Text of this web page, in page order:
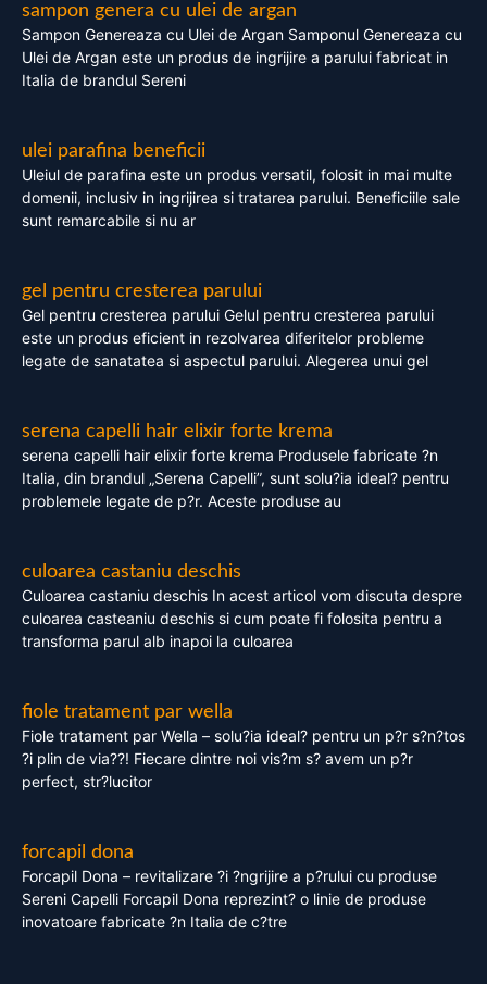
sampon genera cu ulei de argan
Sampon Genereaza cu Ulei de Argan Samponul Genereaza cu
Ulei de Argan este un produs de ingrijire a parului fabricat in
Italia de brandul Sereni
ulei parafina beneficii
Uleiul de parafina este un produs versatil, folosit in mai multe
domenii, inclusiv in ingrijirea si tratarea parului. Beneficiile sale
sunt remarcabile si nu ar
gel pentru cresterea parului
Gel pentru cresterea parului Gelul pentru cresterea parului
este un produs eficient in rezolvarea diferitelor probleme
legate de sanatatea si aspectul parului. Alegerea unui gel
serena capelli hair elixir forte krema
serena capelli hair elixir forte krema Produsele fabricate ?n
Italia, din brandul „Serena Capelli”, sunt solu?ia ideal? pentru
problemele legate de p?r. Aceste produse au
culoarea castaniu deschis
Culoarea castaniu deschis In acest articol vom discuta despre
culoarea casteaniu deschis si cum poate fi folosita pentru a
transforma parul alb inapoi la culoarea
fiole tratament par wella
Fiole tratament par Wella – solu?ia ideal? pentru un p?r s?n?tos
?i plin de via??! Fiecare dintre noi vis?m s? avem un p?r
perfect, str?lucitor
forcapil dona
Forcapil Dona – revitalizare ?i ?ngrijire a p?rului cu produse
Sereni Capelli Forcapil Dona reprezint? o linie de produse
inovatoare fabricate ?n Italia de c?tre